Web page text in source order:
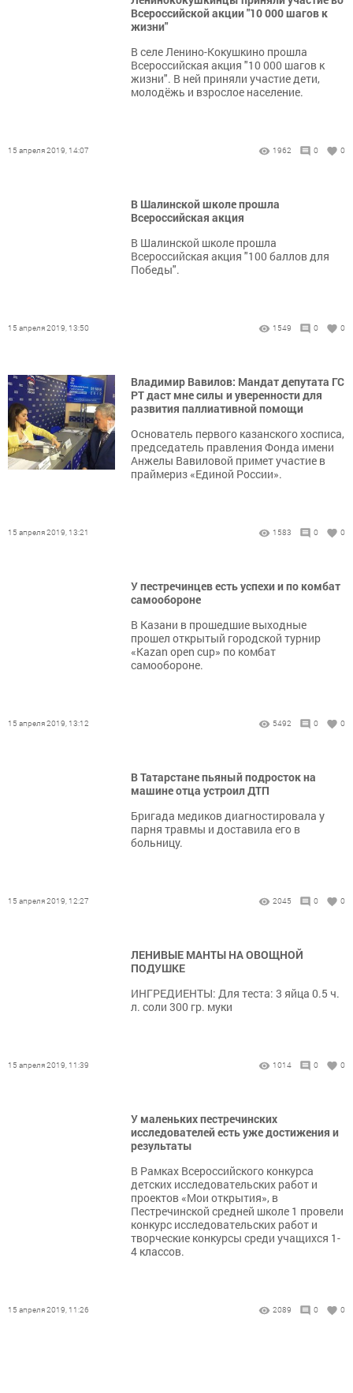
Всероссийской акции "10 000 шагов к
жизни"
В селе Ленино-Кокушкино прошла
Всероссийская акция "10 000 шагов к
жизни". В ней приняли участие дети,
молодёжь и взрослое население.
15 апреля 2019, 14:07 1962 0 0
В Шалинской школе прошла
Всероссийская акция
В Шалинской школе прошла
Всероссийская акция "100 баллов для
Победы".
15 апреля 2019, 13:50 1549 0 0
Владимир Вавилов: Мандат депутата ГС
РТ даст мне силы и уверенности для
развития паллиативной помощи
Основатель первого казанского хосписа,
председатель правления Фонда имени
Анжелы Вавиловой примет участие в
праймериз «Единой России».
15 апреля 2019, 13:21 1583 0 0
У пестречинцев есть успехи и по комбат
самообороне
В Казани в прошедшие выходные
прошел открытый городской турнир
«Kazan open cup» по комбат
самообороне.
15 апреля 2019, 13:12 5492 0 0
В Татарстане пьяный подросток на
машине отца устроил ДТП
Бригада медиков диагностировала у
парня травмы и доставила его в
больницу.
15 апреля 2019, 12:27 2045 0 0
ЛЕНИВЫЕ МАНТЫ НА ОВОЩНОЙ
ПОДУШКЕ
ИНГРЕДИЕНТЫ: Для теста: 3 яйца 0.5 ч.
л. соли 300 гр. муки
15 апреля 2019, 11:39 1014 0 0
У маленьких пестречинских
исследователей есть уже достижения и
результаты
В Рамках Всероссийского конкурса
детских исследовательских работ и
проектов «Мои открытия», в
Пестречинской средней школе 1 провели
конкурс исследовательских работ и
творческие конкурсы среди учащихся 1-
4 классов.
15 апреля 2019, 11:26 2089 0 0